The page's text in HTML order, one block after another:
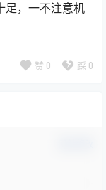
足，一不注意机
赞 0 踩 0